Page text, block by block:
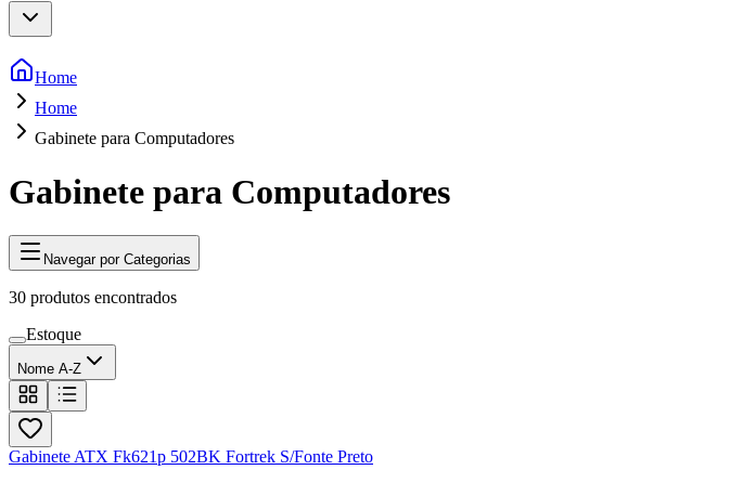
Home
Home
Gabinete para Computadores
Gabinete para Computadores
Navegar por Categorias
30 produtos encontrados
Estoque
Nome A-Z
Gabinete ATX Fk621p 502BK Fortrek S/Fonte Preto